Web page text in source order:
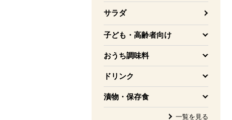
サラダ
子ども・高齢者向け
を開く
おうち調味料
を開く
ドリンク
を開く
漬物・保存食
を開く
一覧を見る